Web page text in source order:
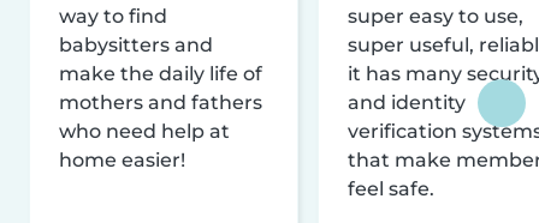
way to find
babysitters and
make the daily life of
mothers and fathers
who need help at
home easier!
super easy to use,
super useful,
it has many
and identity
verification
that make
feel safe.